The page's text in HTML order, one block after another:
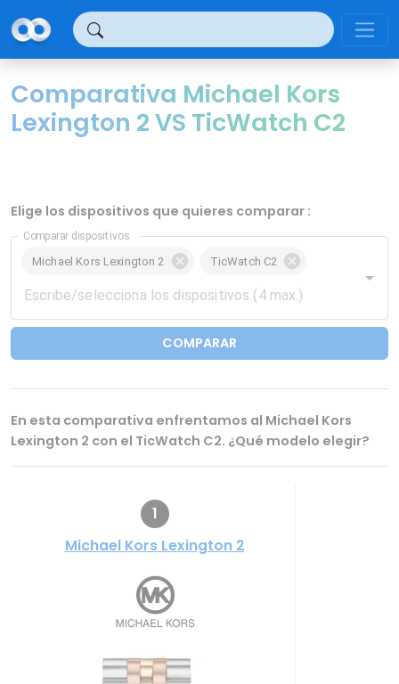
Comparativa Michael Kors
Lexington 2 VS TicWatch C2
Elige los dispositivos que quieres comparar :
Comparar dispositivos
Michael Kors Lexington 2 TicWatch C2
COMPARAR
En esta comparativa enfrentamos al Michael Kors
Lexington 2 con el TicWatch C2. ¿Qué modelo elegir?
1
Michael Kors Lexington 2
Panel de gestión de cookies